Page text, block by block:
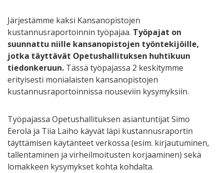
Järjestämme kaksi Kansanopistojen
kustannusraportoinnin työpajaa. Työpajat on
suunnattu niille kansanopistojen työntekijöille,
jotka täyttävät Opetushallituksen huhtikuun
tiedonkeruun. Tässä työpajassa 2 keskitymme
erityisesti monialaisten kansanopistojen
kustannusraportoinnissa nouseviin kysymyksiin.
Työpajassa Opetushallituksen asiantuntijat Simo
Eerola ja Tiia Laiho käyvät läpi kustannusraportin
täyttämisen käytänteet verkossa (esim. kirjautuminen,
tallentaminen ja virheilmoitusten korjaaminen) sekä
lomakkeen kysymykset kohta kohdalta.